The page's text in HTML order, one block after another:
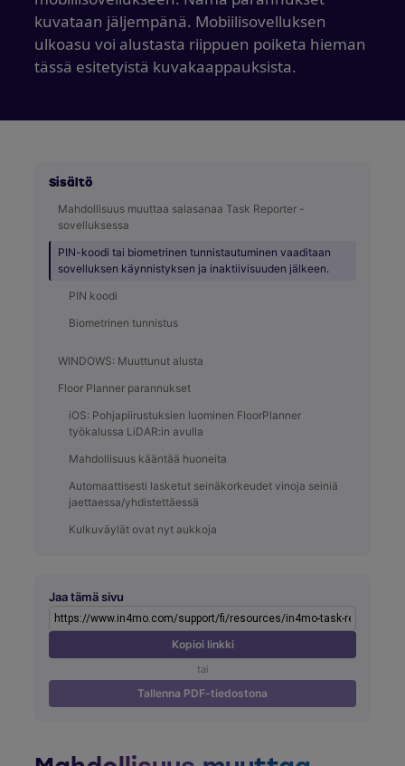
kuvataan jäljempänä. Mobiilisovelluksen
ulkoasu voi alustasta riippuen poiketa hieman
tässä esitetyistä kuvakaappauksista.
Sisältö
Mahdollisuus muuttaa salasanaa Task Reporter -
sovelluksessa
PIN-koodi tai biometrinen tunnistautuminen vaaditaan
sovelluksen käynnistyksen ja inaktiivisuuden jälkeen.
PIN koodi
Biometrinen tunnistus
WINDOWS: Muuttunut alusta
Floor Planner parannukset
iOS: Pohjapiirustuksien luominen FloorPlanner
työkalussa LiDAR:in avulla
Mahdollisuus kääntää huoneita
Automaattisesti lasketut seinäkorkeudet vinoja seiniä
jaettaessa/yhdistettäessä
Kulkuväylät ovat nyt aukkoja
Jaa tämä sivu
Kopioi linkki
tai
Tallenna PDF-tiedostona